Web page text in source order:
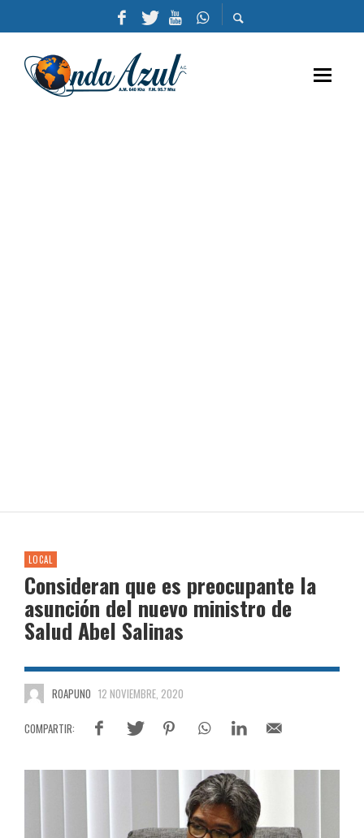
LOCAL
Consideran que es preocupante la
asunción del nuevo ministro de
Salud Abel Salinas
ROAPUNO 12 NOVIEMBRE, 2020